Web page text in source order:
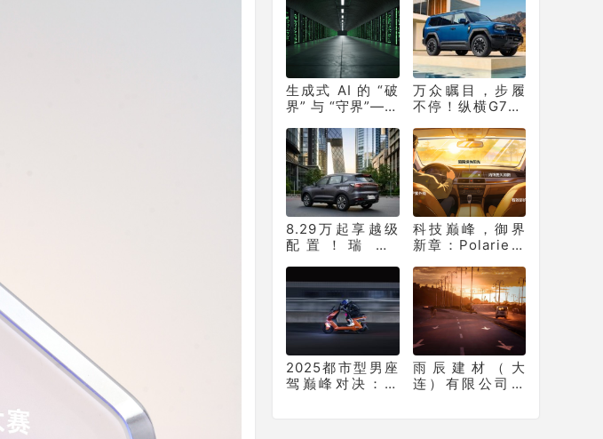
生成式 AI 的 “破
界” 与 “守界”——
双重革命
万众瞩目，步履
不停！纵横G700
破10331辆！
8.29万起享越级
配置！瑞虎7
科技巅峰，御界
新章：Polarie拜
膜重塑车膜行业
标准
2025都市型男座
驾巅峰对决：新
雨辰建材（大
连）有限公司介